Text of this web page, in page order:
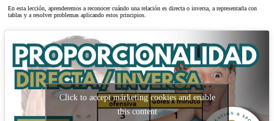
En esta lección, aprenderemos a reconocer cuándo una relación es directa o inversa, a representarla con
tablas y a resolver problemas aplicando estos principios.
Click to accept márketing cookies and enable
this content